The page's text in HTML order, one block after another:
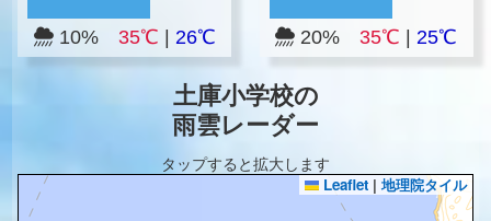
10% 35℃ 26℃ 20% 35℃ |25℃
土庫小学校の
雨雲レーダー
タップすると拡大します
Leaflet | 地理院タイル